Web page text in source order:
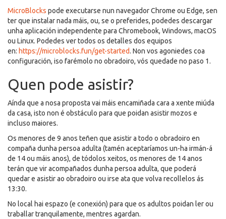
MicroBlocks pode executarse nun navegador Chrome ou Edge, sen
ter que instalar nada máis, ou, se o preferides, podedes descargar
unha aplicación independente para Chromebook, Windows, macOS
ou Linux. Podedes ver todos os detalles dos equipos
en: https://microblocks.fun/get-started. Non vos agoniedes coa
configuración, iso farémolo no obradoiro, vós quedade no paso 1.
Quen pode asistir?
Aínda que a nosa proposta vai máis encamiñada cara a xente miúda
da casa, isto non é obstáculo para que poidan asistir mozos e
incluso maiores.
Os menores de 9 anos teñen que asistir a todo o obradoiro en
compaña dunha persoa adulta (tamén aceptaríamos un-ha irmán-á
de 14 ou máis anos), de tódolos xeitos, os menores de 14 anos
terán que vir acompañados dunha persoa adulta, que poderá
quedar e asistir ao obradoiro ou irse ata que volva recollelos ás
13:30.
No local hai espazo (e conexión) para que os adultos poidan ler ou
traballar tranquilamente, mentres agardan.